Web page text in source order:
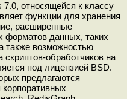
относящейся к классу
функции для хранения
расширенные
форматов данных, таких
также возможностью
скриптов-обработчиков на
под лицензией BSD.
предлагаются